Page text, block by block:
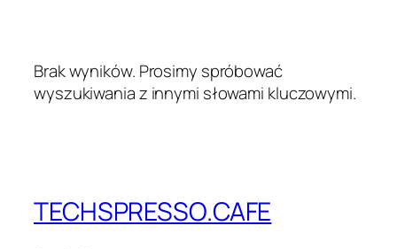
Brak wyników. Prosimy spróbować
wyszukiwania z innymi słowami kluczowymi.
TECHSPRESSO.CAFE